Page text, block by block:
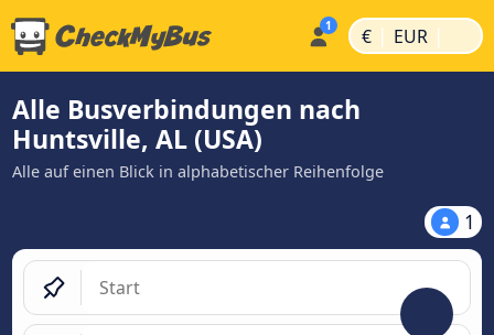
€ | EUR |
Alle Busverbindungen nach
Huntsville, AL (USA)
Alle auf einen Blick in alphabetischer Reihenfolge
1